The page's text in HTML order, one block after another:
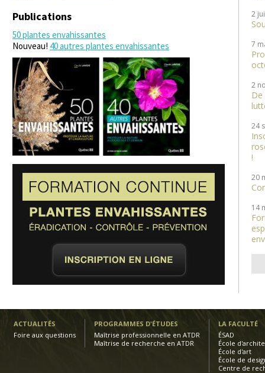
Publications
50 plantes envahissantes
Nouveau! 40 autres plantes envahissantes
2
7
2
De
24
!
20
14
ACTUALITÉS
Foire aux questions
PROGRAMMES D'ÉTUDES
Maîtrise professionnelle en ATDR
Maîtrise de recherche en ATDR
LA FACULTÉ
ÉSAD
École
École d'art
École de
Centre de